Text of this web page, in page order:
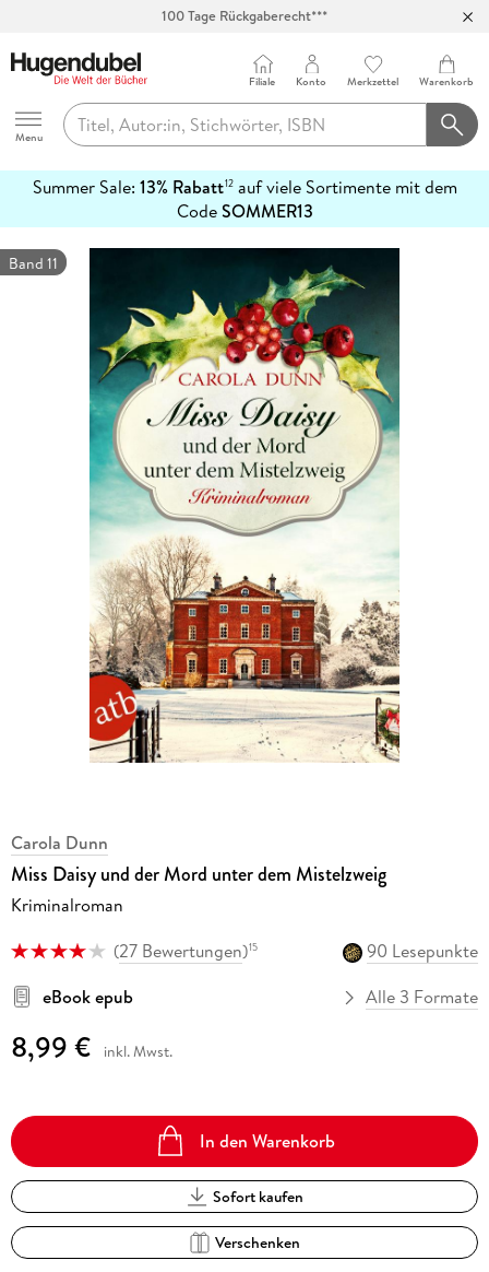
100 Tage Rückgaberecht***
Hugendubel
Menu
Filiale Konto Merkzettel Warenkorb
Summer Sale: 13% Rabatt12auf viele Sortimente mit dem
CodeSOMMER13
erfahren
Band 11
Carola Dunn
Miss Daisy und der Mord unter dem Mistelzweig
Kriminalroman
(27 Bewertungen)15
90 Lesepunkte
eBook epub
Alle 3 Formate
8,99 € inkl. Mwst.
In den Warenkorb
Sofort kaufen
Verschenken